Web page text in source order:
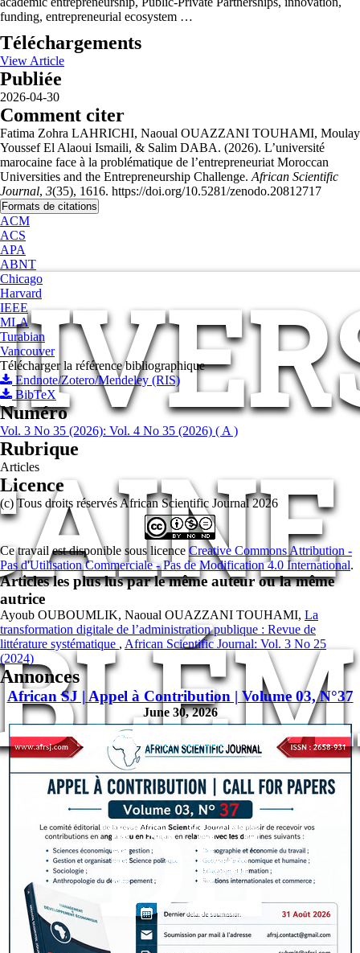
DE
funding, entrepreneurial ecosystem …
Téléchargements
View Article
Publiée
2026-04-30
Comment citer
Fatima Zohra LAHRICHI, Naoual OUAZZANI TOUHAMI, Moulay
Youssef El Alaoui Ismaili, & Salim DABA. (2026). L’université
marocaine face à la problématique de l’entrepreneuriat Moroccan
Universities and the Entrepreneurship Challenge. African Scientific
Journal, 3(35), 1616. https://doi.org/10.5281/zenodo.20812717
Formats de citations
ACM
ACS
APA
ABNT
Chicago
Harvard
IEEE
MLA
Turabian
Vancouver
Télécharger la référence bibliographique
Endnote/Zotero/Mendeley (RIS)
BibTeX
Numéro
Vol. 3 No 35 (2026): Vol. 4 No 35 (2026) ( A )
Rubrique
Articles
Licence
(c) Tous droits réservés African Scientific Journal 2026
Ce travail est disponible sous licence Creative Commons Attribution -
Pas d'Utilisation Commerciale - Pas de Modification 4.0 International.
Articles les plus lus par le même auteur ou la même
autrice
Ayoub OUBOUMLIK, Naoual OUAZZANI TOUHAMI, La
transformation digitale de l’administration publique : Revue de
littérature systématique , African Scientific Journal: Vol. 3 No 25
(2024)
Annonces
African SJ | Appel à Contribution | Volume 03, N°37
June 30, 2026